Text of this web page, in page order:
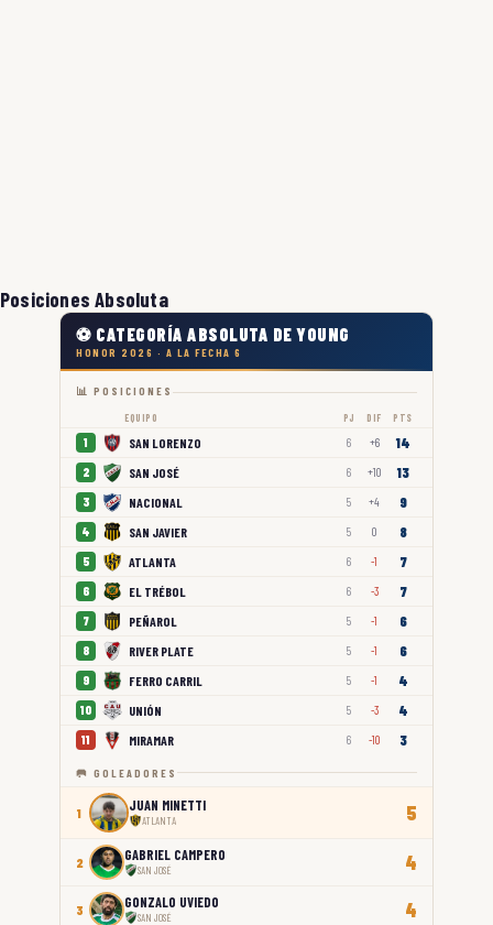
Posiciones Absoluta
⚽ CATEGORÍA ABSOLUTA DE YOUNG
HONOR 2026 · A LA FECHA 6
📊 POSICIONES
EQUIPO PJ DIF PTS
1 SAN LORENZO 6 +6 14
2 SAN JOSÉ 6 +10 13
3 NACIONAL 5 +4 9
4 SAN JAVIER 5 0 8
5 ATLANTA 6 -1 7
6 EL TRÉBOL 6 -3 7
7 PEÑAROL 5 -1 6
8 RIVER PLATE 5 -1 6
9 FERRO CARRIL 5 -1 4
10 UNIÓN 5 -3 4
11 MIRAMAR 6 -10 3
🥅 GOLEADORES
1 JUAN MINETTI
ATLANTA 5
2 GABRIEL CAMPERO
SAN JOSÉ 4
3 GONZALO UVIEDO
SAN JOSÉ 4